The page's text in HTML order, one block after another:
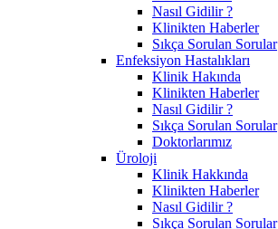
Nasıl Gidilir ?
Klinikten Haberler
Sıkça Sorulan Sorular
Enfeksiyon Hastalıkları
Klinik Hakında
Klinikten Haberler
Nasıl Gidilir ?
Sıkça Sorulan Sorular
Doktorlarımız
Üroloji
Klinik Hakkında
Klinikten Haberler
Nasıl Gidilir ?
Sıkça Sorulan Sorular